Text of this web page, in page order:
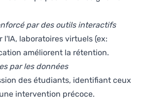
par des outils interactifs
l'IA, laboratoires virtuels (ex:
améliorent la rétention.
par les données
des étudiants, identifiant ceux
intervention précoce.